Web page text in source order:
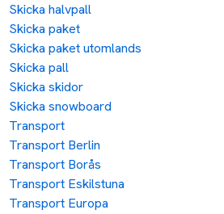
Skicka halvpall
Skicka paket
Skicka paket utomlands
Skicka pall
Skicka skidor
Skicka snowboard
Transport
Transport Berlin
Transport Borås
Transport Eskilstuna
Transport Europa